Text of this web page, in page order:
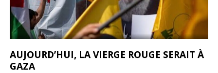
AUJOURD’HUI, LA VIERGE ROUGE SERAIT À
GAZA